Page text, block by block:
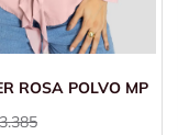
ROSA POLVO MP
.385